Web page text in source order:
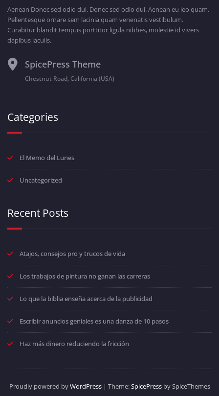
Aenean Donec sed odio dui. Donec sed odio dui. Aenean eu leo quam.
Pellentesque ornare sem lacinia quam venenatis vestibulum.
Curabitur blandit tempus porttitor ligula nibhes, molestie id vivers
dapibus iaculis.
SpicePress Theme
Chestnut Road, California (USA)
Categories
El Memo del Lunes
Uncategorized
Recent Posts
Atajos, consejos pro y trucos de vida
Los trabajos de pintura no ganan las carreras
Lo que la biblia enseña acerca de la publicidad
Escribir anuncios geniales es una danza de 10 pasos
Haz más dinero reduciendo la fricción
Proudly powered byWordPress| Theme:SpicePressby SpiceThemes